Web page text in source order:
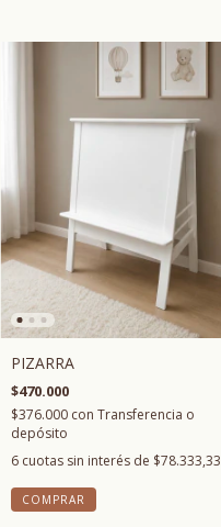
PIZARRA
$470.000
$376.000 con Transferencia o
depósito
6 cuotas sin interés de $78.333,33